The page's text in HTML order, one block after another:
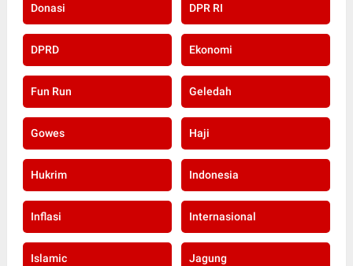
Donasi DPR RI
DPRD Ekonomi
Fun Run Geledah
Gowes Haji
Hukrim Indonesia
Inflasi Internasional
Islamic Jagung